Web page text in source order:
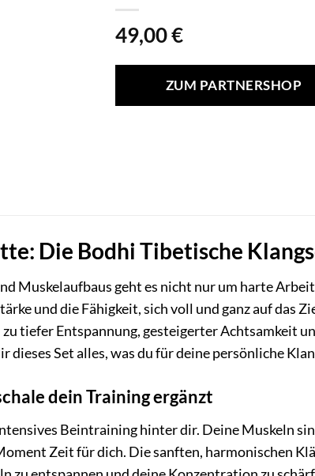
49,00€
ZUM PARTNERSHOP
Die Bodhi Tibetische
Muskelaufbaus geht es nicht nur um harte
und die Fähigkeit, sich voll und ganz auf das
zu tiefer Entspannung, gesteigerter Achtsamkeit
dieses Set alles, was du für deine persönliche
dein Training ergänzt
Beintraining hinter dir. Deine Muskeln
Zeit für dich. Die sanften, harmonischen